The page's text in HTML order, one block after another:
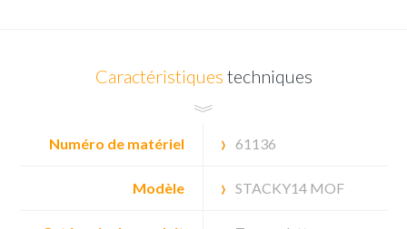
Caractéristiques techniques
Numéro de matériel 61136
Modèle STACKY14 MOF